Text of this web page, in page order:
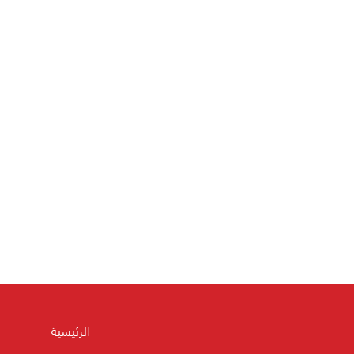
الرئيسية